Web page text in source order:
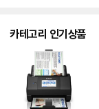
카테고리 인기상품